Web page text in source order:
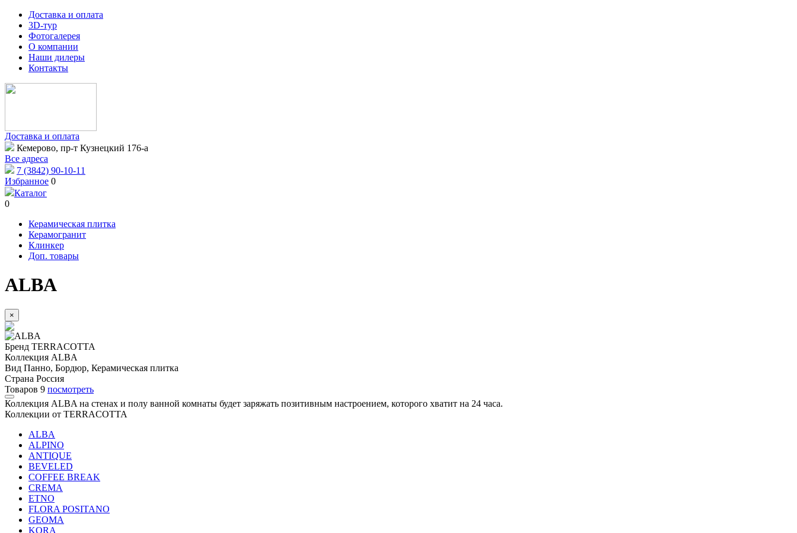
Доставка и оплата
3D-тур
Фотогалерея
О компании
Наши дилеры
Контакты
Доставка и оплата
Кемерово, пр-т Кузнецкий 176-а
Все адреса
7 (3842) 90-10-11
Избранное 0
Каталог
0
Керамическая плитка
Керамогранит
Клинкер
Доп. товары
ALBA
×
Бренд TERRACOTTA
Коллекция ALBA
Вид Панно, Бордюр, Керамическая плитка
Страна Россия
Товаров 9 посмотреть
Коллекция ALBA на стенах и полу ванной комнаты будет заряжать позитивным настроением, которого хватит на 24 часа.
Коллекции от TERRACOTTA
ALBA
ALPINO
ANTIQUE
BEVELED
COFFEE BREAK
CREMA
ETNO
FLORA POSITANO
GEOMA
KORA